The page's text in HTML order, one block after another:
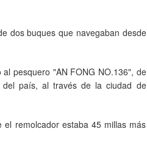
dos buques que navegaban desde
pesquero "AN FONG NO.136", de
del país, al través de la ciudad de
remolcador estaba 45 millas más